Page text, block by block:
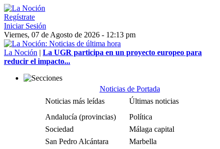
Regístrate
Iniciar Sesión
Viernes, 07 de Agosto de 2026 - 12:13 pm
La Noción | La UGR participa en un proyecto europeo para
reducir el impacto...
Noticias de Portada
Noticias más leídas
Últimas noticias
Andalucía (provincias)
Política
Sociedad
Málaga capital
San Pedro Alcántara
Marbella